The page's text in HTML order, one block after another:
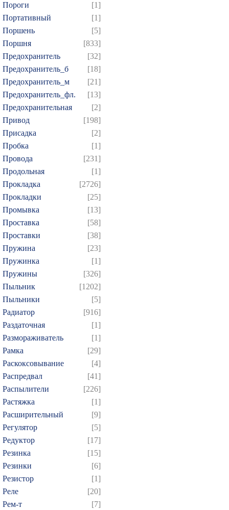
Пороги
[1]
Портативный
[1]
Поршень
[5]
Поршня
[833]
Предохранитель
[32]
Предохранитель_б
[18]
Предохранитель_м
[21]
Предохранитель_фл.
[13]
Предохранительная
[2]
Привод
[198]
Присадка
[2]
Пробка
[1]
Провода
[231]
Продольная
[1]
Прокладка
[2726]
Прокладки
[25]
Промывка
[13]
Проставка
[58]
Проставки
[38]
Пружина
[23]
Пружинка
[1]
Пружины
[326]
Пыльник
[1202]
Пыльники
[5]
Радиатор
[916]
Раздаточная
[1]
Размораживатель
[1]
Рамка
[29]
Раскоксовывание
[4]
Распредвал
[41]
Распылители
[226]
Растяжка
[1]
Расширительный
[9]
Регулятор
[5]
Редуктор
[17]
Резинка
[15]
Резинки
[6]
Резистор
[1]
Реле
[20]
Рем-т
[7]